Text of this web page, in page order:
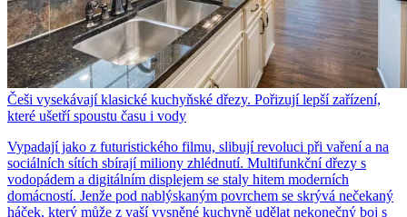
Češi vysekávají klasické kuchyňské dřezy. Pořizují lepší zařízení,
které ušetří spoustu času i vody
Vypadají jako z futuristického filmu, slibují revoluci při vaření a na
sociálních sítích sbírají miliony zhlédnutí. Multifunkční dřezy s
vodopádem a digitálním displejem se staly hitem moderních
domácností. Jenže pod nablýskaným povrchem se skrývá nečekaný
háček, který může z vaší vysněné kuchyně udělat nekonečný boj s